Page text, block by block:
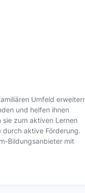
Umfeld
und helfen ihnen
zum aktiven Lernen
durch aktive Förderung.
Bildungsanbieter mit